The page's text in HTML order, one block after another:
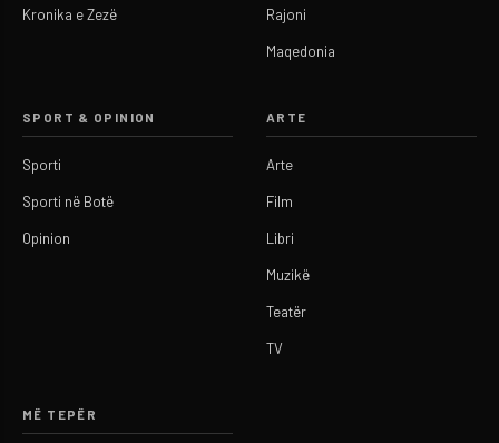
Kronika e Zezë Rajoni
Maqedonia
SPORT & OPINION
Sporti
Sporti në Botë
Opinion
ARTE
Arte
Film
Libri
Muzikë
Teatër
TV
MË TEPËR